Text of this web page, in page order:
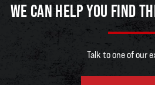
WE CAN HELP YOU FIND
Talk to one of our